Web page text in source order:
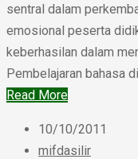
sentral dalam
emosional peserta
keberhasilan dalam
Pembelajaran bahasa
Read More
10/10/2011
mifdasilir